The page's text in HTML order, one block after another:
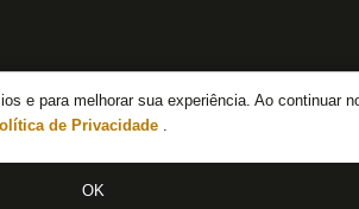
e para melhorar sua experiência. Ao continuar
de Privacidade .
OK
Notícias do Botafogo
Fórum